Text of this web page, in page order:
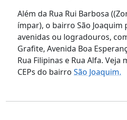
Além da Rua Rui Barbosa
ímpar), o bairro São Joaquim
avenidas ou logradouros,
Grafite, Avenida Boa
Rua Filipinas e Rua Alfa. Veja
CEPs do bairro São Joaquim.